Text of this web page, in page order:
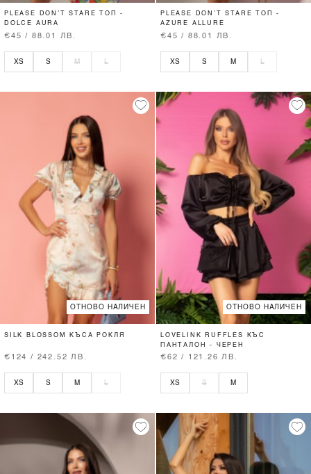
PLEASE DON’T STARE ТОП -
DOLCE AURA
€45 / 88.01 ЛВ.
XS S M L
PLEASE DON’T STARE ТОП -
AZURE ALLURE
€45 / 88.01 ЛВ.
XS S M L
ОТНОВО НАЛИЧЕН
SILK BLOSSOM КЪСА РОКЛЯ
€124 / 242.52 ЛВ.
XS S M L
ОТНОВО НАЛИЧЕН
LOVELINK RUFFLES КЪС
ПАНТАЛОН - ЧЕРЕН
€62 / 121.26 ЛВ.
XS S M